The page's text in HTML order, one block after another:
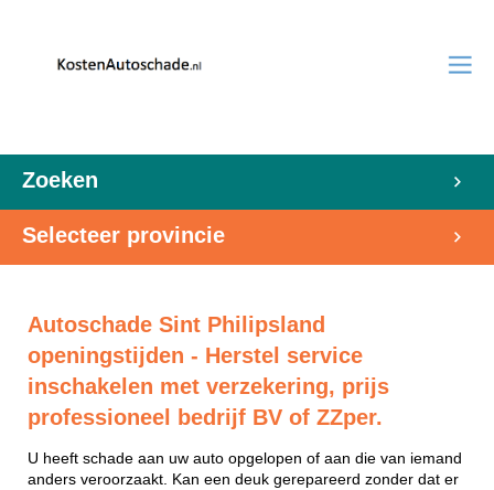
Zoeken
Selecteer provincie
Autoschade Sint Philipsland
openingstijden - Herstel service
inschakelen met verzekering, prijs
professioneel bedrijf BV of ZZper.
U heeft schade aan uw auto opgelopen of aan die van iemand
anders veroorzaakt. Kan een deuk gerepareerd zonder dat er